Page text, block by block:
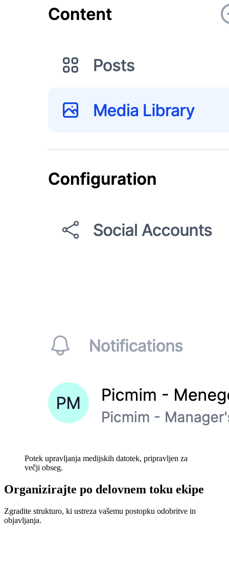
Potek upravljanja medijskih datotek, pripravljen za
večji obseg.
Organizirajte po delovnem toku ekipe
Zgradite strukturo, ki ustreza vašemu postopku odobritve in
objavljanja.